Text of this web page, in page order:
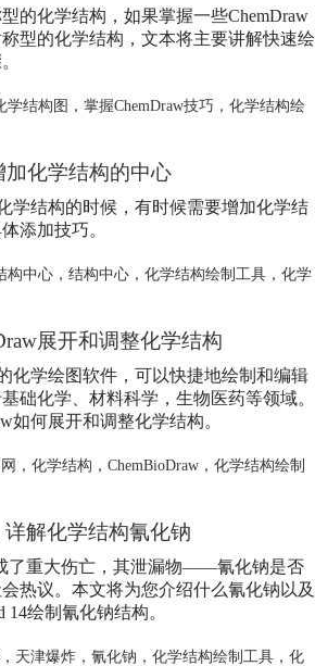
的化学结构，如果掌握一些ChemDraw
型的化学结构，文本将主要讲解快速绘
学结构图 ， 掌握ChemDraw技巧， 化学结构绘
加化学结构的中心
学结构的时候，有时候需要增加化学结
添加技巧。
构中心， 结构中心， 化学结构绘制工具， 化学
展开和调整化学结构
化学绘图软件，可以快捷地绘制和编辑
础化学、材料科学，生物医药等领域。
如何展开和调整化学结构。
， 化学结构 ， ChemBioDraw， 化学结构绘制
详解化学结构氰化钠
了重大伤亡，其泄漏物——氰化钠是否
热议。本文将为您介绍什么氰化钠以及
14绘制氰化钠结构。
， 天津爆炸， 氰化钠 ， 化学结构绘制工具， 化